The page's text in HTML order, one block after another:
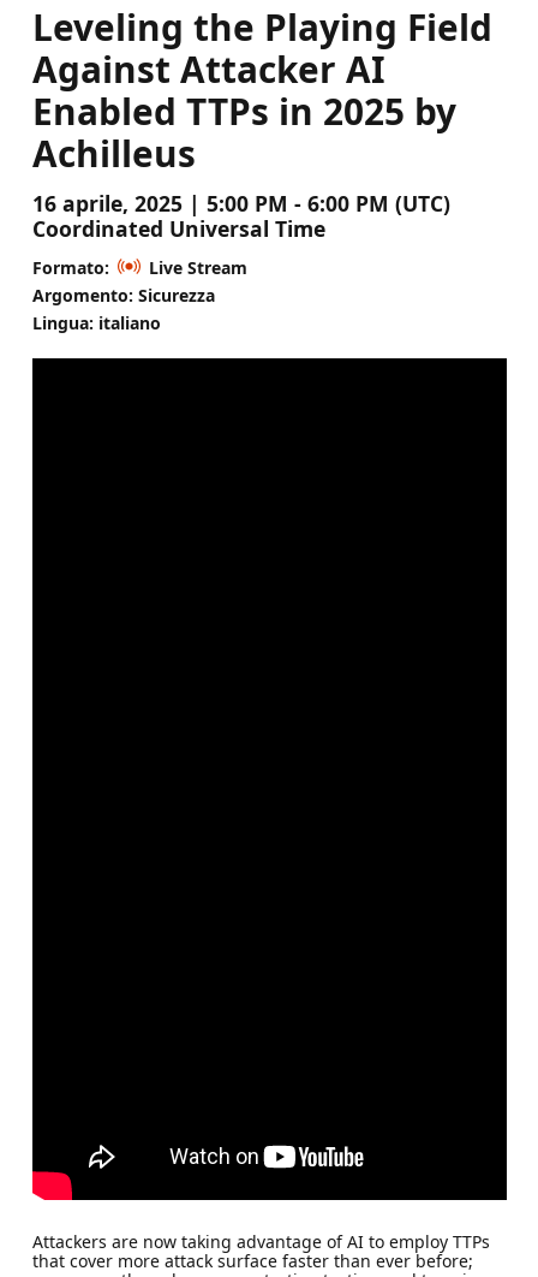
Leveling the Playing Field
Against Attacker AI
Enabled TTPs in 2025 by
Achilleus
16 aprile, 2025 | 5:00 PM - 6:00 PM (UTC)
Coordinated Universal Time
Formato:
Live Stream
Argomento: Sicurezza
Lingua: italiano
Attackers are now taking advantage of AI to employ TTPs
that cover more attack surface faster than ever before;